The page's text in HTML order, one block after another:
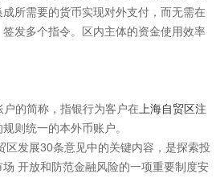
所需要的货币实现对外支付，而无需在
发多个指令。区内主体的资金使用效率
的简称，指银行为客户在 上海自贸区注
则统一的本外币账户。
区发展30条意见中的关键内容，是探索投
开放和防范金融风险的一项重要制度安